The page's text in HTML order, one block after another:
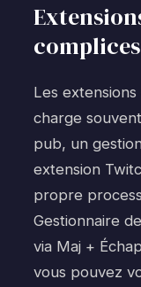
Les
charge
pub, un
extension
propre
Gestionnaire
via Maj +
vous pouvez